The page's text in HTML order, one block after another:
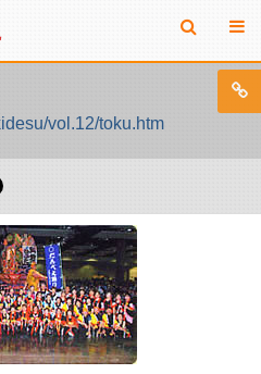
vol.12/toku.htm